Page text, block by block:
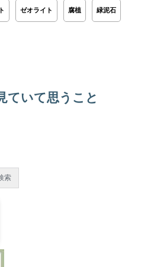
ゼオライト 腐植 緑泥石
ていて思うこと